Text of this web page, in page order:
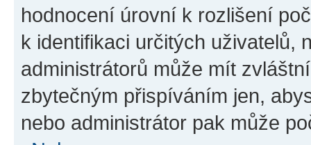
hodnocení úrovní k rozlišení
k identifikaci určitých uživatelů,
administrátorů může mít
zbytečným přispíváním jen,
nebo administrátor pak může